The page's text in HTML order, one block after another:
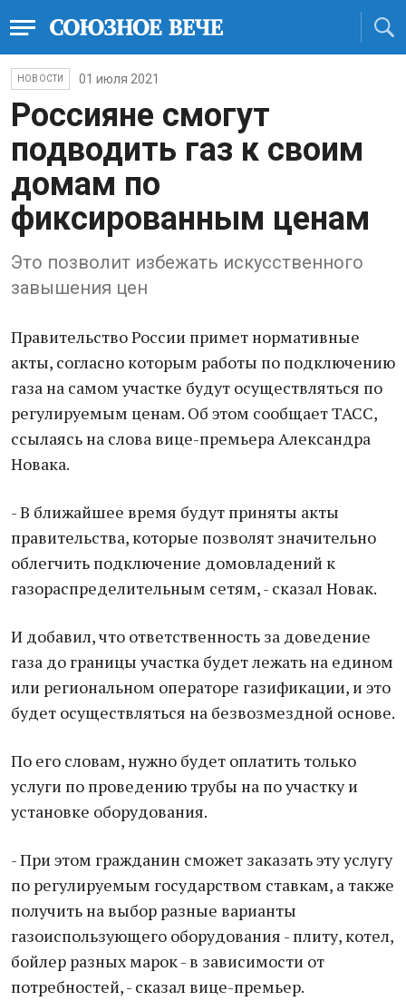
НОВОСТИ 01 июля 2021
Россияне смогут
подводить газ к своим
домам по
фиксированным ценам
Это позволит избежать искусственного
завышения цен
Правительство России примет нормативные
акты, согласно которым работы по подключению
газа на самом участке будут осуществляться по
регулируемым ценам. Об этом сообщает ТАСС,
ссылаясь на слова вице-премьера Александра
Новака.
- В ближайшее время будут приняты акты
правительства, которые позволят значительно
облегчить подключение домовладений к
газораспределительным сетям, - сказал Новак.
И добавил, что ответственность за доведение
газа до границы участка будет лежать на едином
или региональном операторе газификации, и это
будет осуществляться на безвозмездной основе.
По его словам, нужно будет оплатить только
услуги по проведению трубы на по участку и
установке оборудования.
- При этом гражданин сможет заказать эту услугу
по регулируемым государством ставкам, а также
получить на выбор разные варианты
газоиспользующего оборудования - плиту, котел,
бойлер разных марок - в зависимости от
потребностей, - сказал вице-премьер.